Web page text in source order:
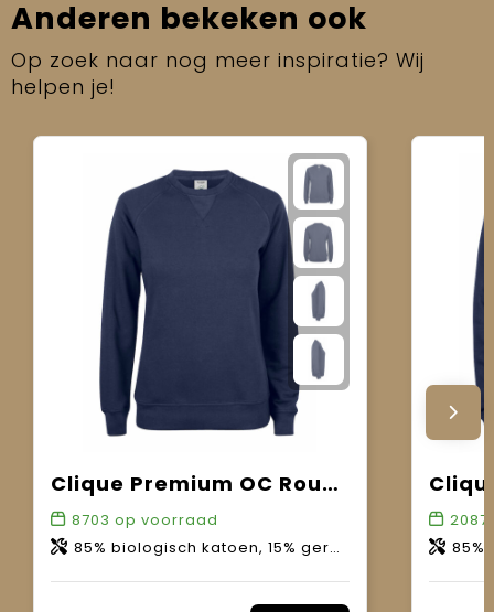
Anderen bekeken ook
Op zoek naar nog meer inspiratie? Wij
helpen je!
Clique Premium OC Roundneck Women
8703 op voorraad
85% biologisch katoen, 15% gerecycled polyester.
85%